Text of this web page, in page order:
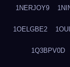
1NERJOY9
1OELGBE2
1Q3BPV0D